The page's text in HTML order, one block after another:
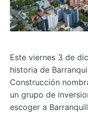
Este viernes 3 de
historia de
Construcción
un grupo de
escoger a